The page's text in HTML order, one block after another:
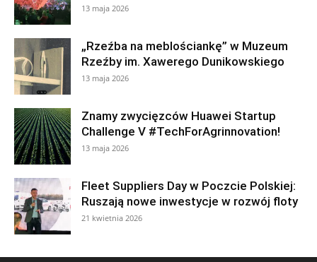
13 maja 2026
„Rzeźba na meblościankę” w Muzeum
Rzeźby im. Xawerego Dunikowskiego
13 maja 2026
Znamy zwycięzców Huawei Startup
Challenge V #TechForAgrinnovation!
13 maja 2026
Fleet Suppliers Day w Poczcie Polskiej:
Ruszają nowe inwestycje w rozwój floty
21 kwietnia 2026